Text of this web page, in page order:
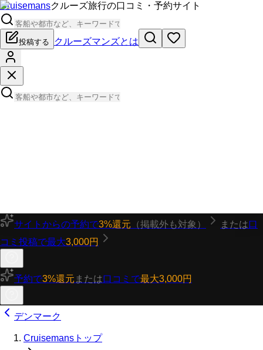
Cruisemansクルーズ旅行の口コミ・予約サイト
投稿する クルーズマンズとは
サイトからの予約で3%還元 （掲載外も対象） または口
コミ投稿で最大3,000円
予約で3%還元 または口コミで最大3,000円
デンマーク
Cruisemansトップ